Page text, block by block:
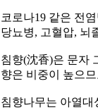
코로나19 같은 전
당뇨병, 고혈압, 뇌
침향(沈香)은 문자
향은 비중이 높으
침향나무는 아열대